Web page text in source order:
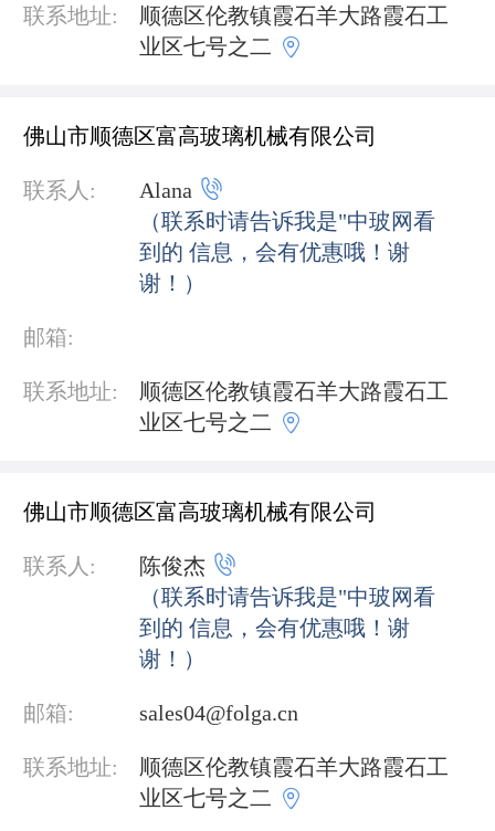
联系地址:
顺德区伦教镇霞石羊大路霞石工
业区七号之二

佛山市顺德区富高玻璃机械有限公司
联系人: Alana 
（联系时请告诉我是"中玻网看
到的 信息，会有优惠哦！谢
谢！）
邮箱:
联系地址:
顺德区伦教镇霞石羊大路霞石工
业区七号之二

佛山市顺德区富高玻璃机械有限公司
联系人: 陈俊杰 
（联系时请告诉我是"中玻网看
到的 信息，会有优惠哦！谢
谢！）
邮箱: sales04@folga.cn
联系地址:
顺德区伦教镇霞石羊大路霞石工
业区七号之二
